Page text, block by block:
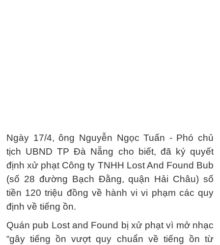
Ngày 17/4, ông Nguyễn Ngọc Tuấn - Phó chủ
tịch UBND TP Đà Nẵng cho biết, đã ký quyết
định xử phạt Công ty TNHH Lost And Found Bub
(số 28 đường Bạch Đằng, quận Hải Châu) số
tiền 120 triệu đồng về hành vi vi phạm các quy
định về tiếng ồn.
Quán pub Lost and Found bị xử phạt vì mở nhạc
“gây tiếng ồn vượt quy chuẩn về tiếng ồn từ